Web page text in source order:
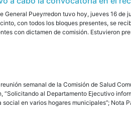
General Pueyrredon tuvo hoy, jueves 16 de
con todos los bloques presentes, se
con dictamen de comisión. Estuvieron
semanal de la Comisión de Salud
“Solicitando al Departamento Ejecutivo
en varios hogares municipales”; Nota